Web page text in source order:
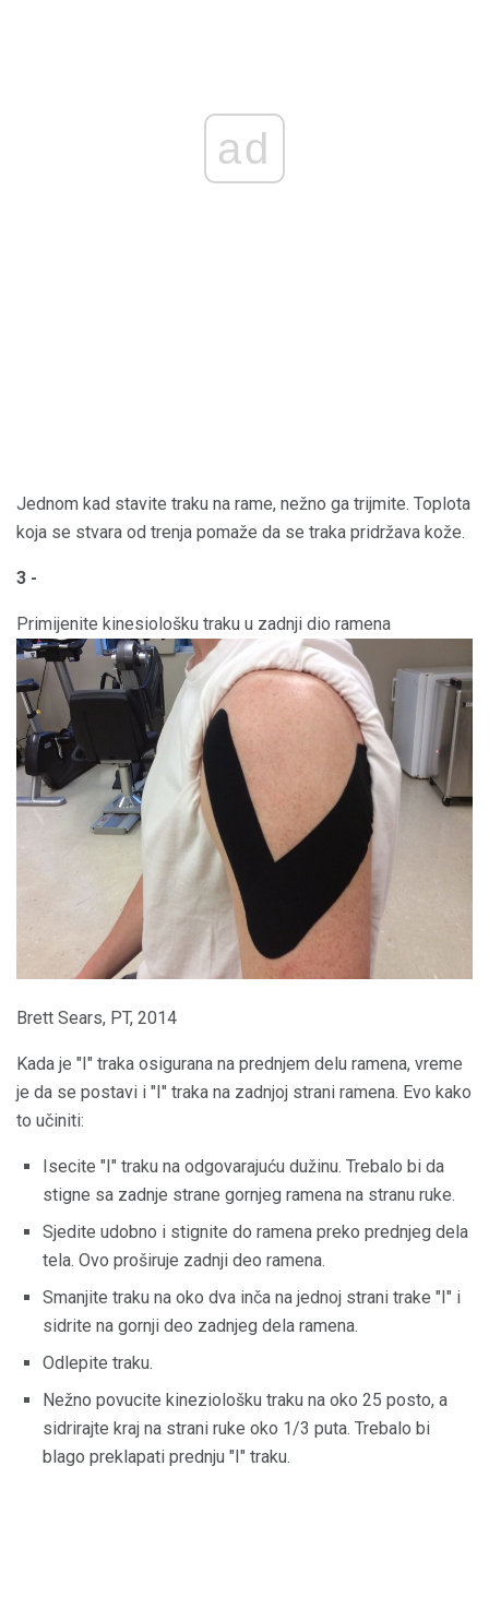
ad
Jednom kad stavite traku na rame, nežno ga trijmite. Toplota
koja se stvara od trenja pomaže da se traka pridržava kože.
3 -
Primijenite kinesiološku traku u zadnji dio ramena
Brett Sears, PT, 2014
Kada je "I" traka osigurana na prednjem delu ramena, vreme
je da se postavi i "I" traka na zadnjoj strani ramena. Evo kako
to učiniti:
Isecite "I" traku na odgovarajuću dužinu. Trebalo bi da
stigne sa zadnje strane gornjeg ramena na stranu ruke.
Sjedite udobno i stignite do ramena preko prednjeg dela
tela. Ovo proširuje zadnji deo ramena.
Smanjite traku na oko dva inča na jednoj strani trake "I" i
sidrite na gornji deo zadnjeg dela ramena.
Odlepite traku.
Nežno povucite kineziološku traku na oko 25 posto, a
sidrirajte kraj na strani ruke oko 1/3 puta. Trebalo bi
blago preklapati prednju "I" traku.